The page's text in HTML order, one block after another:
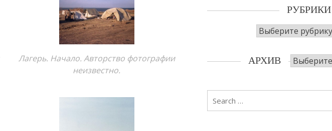
Лагерь. Начало. Авторство фотографии
неизвестно.
РУБРИКИ
Рубрики
АРХИВ Архив
Search
for: